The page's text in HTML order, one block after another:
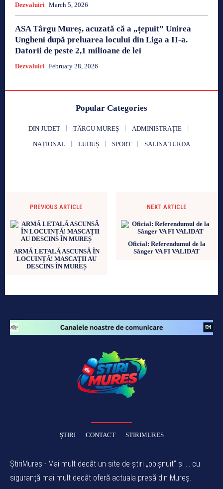
Dezvaluiri March 5, 2026
ASA Târgu Mureș, acuzată că a „țepuit” Unirea
Ungheni după preluarea locului din Liga a II-a.
Datorii de peste 2,1 milioane de lei
Dezvaluiri February 28, 2026
Popular Categories
DIN JUDET TÂRGU MUREȘ ADMINISTRAȚIE
NAȚIONAL LUDUȘ SPORT SALINA TURDA
PREVIOUS ARTICLE
ARMĂ LETALĂ ASCUNSĂ ÎN
LOCUINȚĂ! MASCAȚII AU
DESCINS ÎN MUREȘ
NEXT ARTICLE
Oficial: Referendumul de la
Sânger VA FI VALIDAT
ȘTIRI CONTACT STIRIMURES
ȘtiriMureș - Mai mult decât un site de știri „obișnuit” și ... cu
siguranță mai mult decât oferă actuala presă din Mureș.